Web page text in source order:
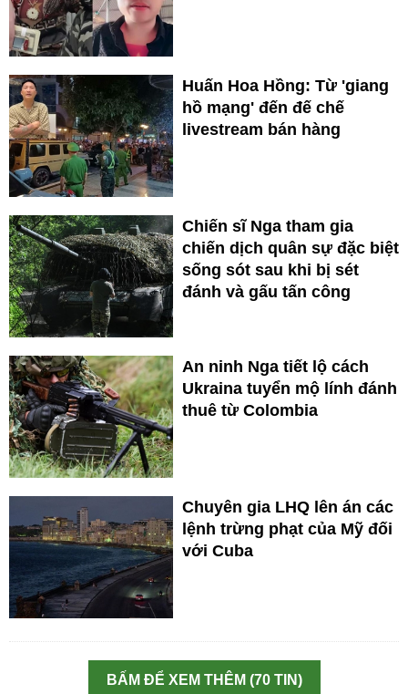
Huấn Hoa Hồng: Từ 'giang
hồ mạng' đến đế chế
livestream bán hàng
Chiến sĩ Nga tham gia
chiến dịch quân sự đặc biệt
sống sót sau khi bị sét
đánh và gấu tấn công
An ninh Nga tiết lộ cách
Ukraina tuyển mộ lính đánh
thuê từ Colombia
Chuyên gia LHQ lên án các
lệnh trừng phạt của Mỹ đối
với Cuba
BẤM ĐỂ XEM THÊM (70 TIN)